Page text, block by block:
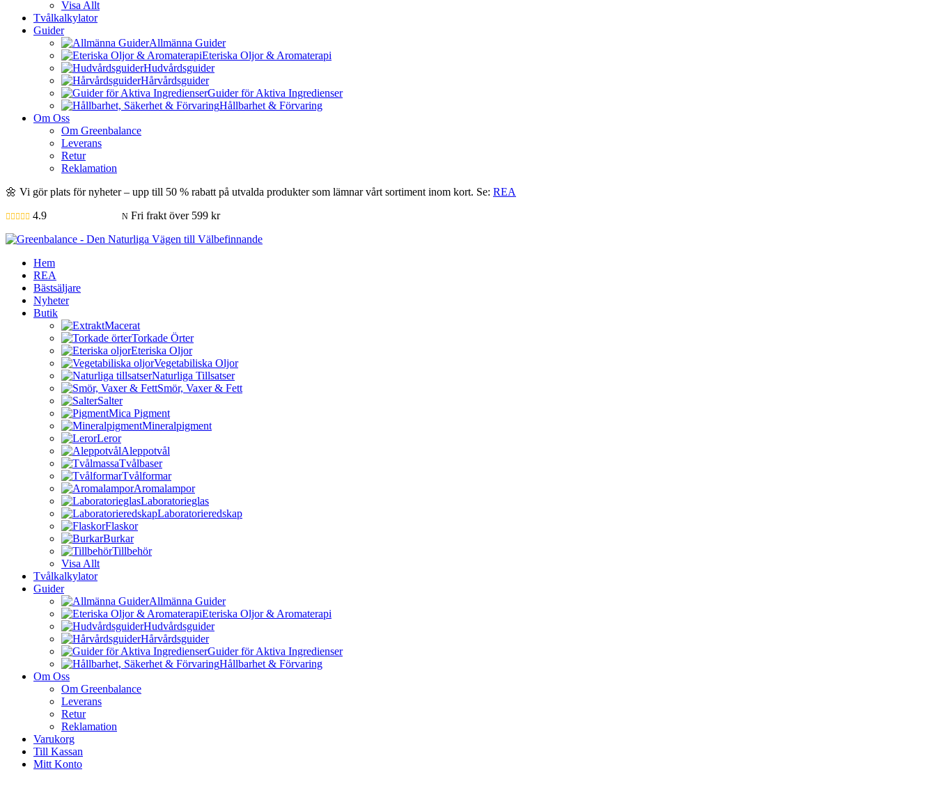
Visa Allt
Tvålkalkylator
Guider
Allmänna Guider
Eteriska Oljor & Aromaterapi
Hudvårdsguider
Hårvårdsguider
Guider för Aktiva Ingredienser
Hållbarhet & Förvaring
Om Oss
Om Greenbalance
Leverans
Retur
Reklamation
🌼 Vi gör plats för nyheter – upp till 50 % rabatt på utvalda produkter som lämnar vårt sortiment inom kort. Se: REA
 4.9 N Fri frakt över 599 kr
Hem
REA
Bästsäljare
Nyheter
Butik
Macerat
Torkade Örter
Eteriska Oljor
Vegetabiliska Oljor
Naturliga Tillsatser
Smör, Vaxer & Fett
Salter
Mica Pigment
Mineralpigment
Leror
Aleppotvål
Tvålbaser
Tvålformar
Aromalampor
Laboratorieglas
Laboratorieredskap
Flaskor
Burkar
Tillbehör
Visa Allt
Tvålkalkylator
Guider
Allmänna Guider
Eteriska Oljor & Aromaterapi
Hudvårdsguider
Hårvårdsguider
Guider för Aktiva Ingredienser
Hållbarhet & Förvaring
Om Oss
Om Greenbalance
Leverans
Retur
Reklamation
Varukorg
Till Kassan
Mitt Konto